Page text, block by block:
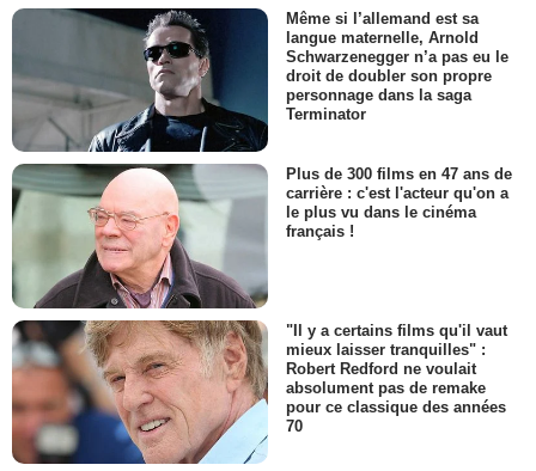
Même si l’allemand est sa
langue maternelle, Arnold
Schwarzenegger n’a pas eu le
droit de doubler son propre
personnage dans la saga
Terminator
Plus de 300 films en 47 ans de
carrière : c'est l'acteur qu'on a
le plus vu dans le cinéma
français !
"Il y a certains films qu'il vaut
mieux laisser tranquilles" :
Robert Redford ne voulait
absolument pas de remake
pour ce classique des années
70